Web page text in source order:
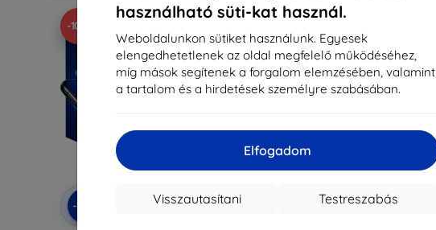
használható süti-kat használ.
Weboldalunkon sütiket használunk. Egyesek
elengedhetetlenek az oldal megfelelő működéséhez,
míg mások segítenek a forgalom elemzésében, valamint
a tartalom és a hirdetések személyre szabásában.
Elfogadom
Testreszabás
Visszautasítani
-10%
-10%
Kedvezmény
EXTRA10
Kedvezmény
EXTRA10